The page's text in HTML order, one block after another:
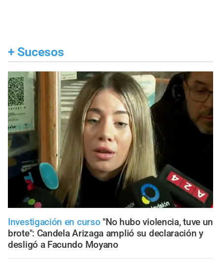
+ Sucesos
Investigación en curso "No hubo violencia, tuve un
brote": Candela Arizaga amplió su declaración y
desligó a Facundo Moyano